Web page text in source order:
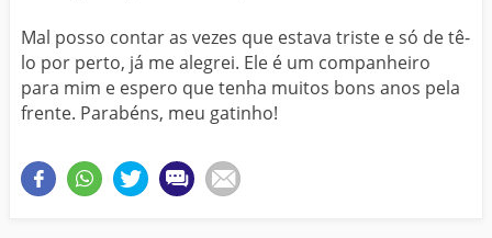
Mal posso contar as vezes que estava triste e só de tê-
lo por perto, já me alegrei. Ele é um companheiro
para mim e espero que tenha muitos bons anos pela
frente. Parabéns, meu gatinho!